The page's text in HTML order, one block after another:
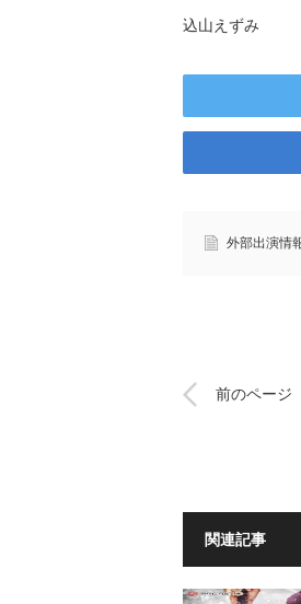
込山えずみ
外部出演情
前のページ
関連記事